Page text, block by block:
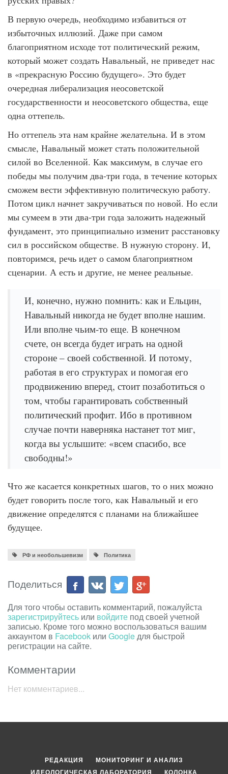
В первую очередь, необходимо избавиться от
избыточных иллюзий. Даже при самом
благоприятном исходе тот политический режим,
который может создать Навальный, не приведет нас
в «прекрасную Россию будущего». Это будет
очередная либерализация неосоветской
государственности и неосоветского общества, еще
одна оттепель.
Но оттепель эта нам крайне желательна. И в этом
смысле, Навальный может стать положительной
силой во Вселенной. Как максимум, в случае его
победы мы получим два-три года, в течение которых
сможем вести эффективную политическую работу.
Потом цикл начнет закручиваться по новой. Но если
мы сумеем в эти два-три года заложить надежный
фундамент, это принципиально изменит расстановку
сил в российском обществе. В нужную сторону. И,
повторимся, речь идет о самом благоприятном
сценарии. А есть и другие, не менее реальные.
И, конечно, нужно помнить: как и Ельцин,
Навальный никогда не будет вполне нашим.
Или вполне чьим-то еще. В конечном
счете, он всегда будет играть на одной
стороне – своей собственной. И потому,
работая в его структурах и помогая его
продвижению вперед, стоит позаботиться о
том, чтобы гарантировать собственный
политический профит. Ибо в противном
случае почти наверняка настанет тот миг,
когда вы услышите: «всем спасибо, все
свободны!»
Что же касается конкретных шагов, то о них можно
будет говорить после того, как Навальный и его
движение определятся с планами на ближайшее
будущее.
РФ и необольшевизм Политика
Поделиться
Для того чтобы оставить комментарий, пожалуйста
зарегистрируйтесь или войдите под своей учетной
записью. Кроме того можно воспользоваться вашим
аккаунтом в Facebook или Googleдля быстрой
регистрации на сайте.
Комментарии
Нет комментариев...
РЕДАКЦИЯ
МОНИТОРИНГ И АНАЛИЗ
ИДЕОЛОГИЧЕСКАЯ ЛАБОРАТОРИЯ
КОЛОНКА